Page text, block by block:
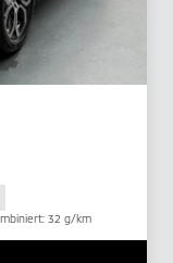
32 g/km